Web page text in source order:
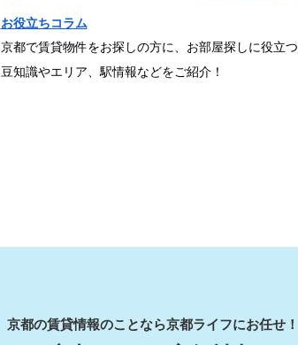
お役立ちコラム
京都で賃貸物件をお探しの方に、お部屋探しに役立つ
豆知識やエリア、駅情報などをご紹介！
京都の賃貸情報のことなら京都ライフにお任せ！